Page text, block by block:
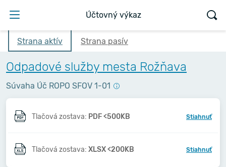
Účtovný výkaz
Strana aktív Strana pasív
Odpadové služby mesta Rožňava
Súvaha Úč ROPO SFOV 1-01
Tlačová zostava: PDF <500KB Stiahnuť
Tlačová zostava: XLSX <200KB Stiahnuť